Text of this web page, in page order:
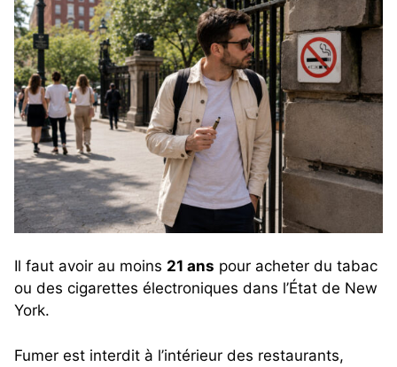
Il faut avoir au moins 21 ans pour acheter du tabac
ou des cigarettes électroniques dans l’État de New
York.
Fumer est interdit à l’intérieur des restaurants,